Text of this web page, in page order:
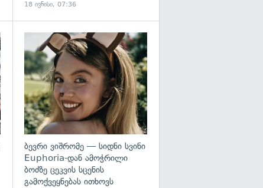
18 ივნისი, 07:36
გადახედვა
ბევრი ვიშრომე — სიდნი სვინი
Euphoria-დან ამოჭრილი
ბოძზე ცეკვის სცენის
გამოქვეყნებას ითხოვს